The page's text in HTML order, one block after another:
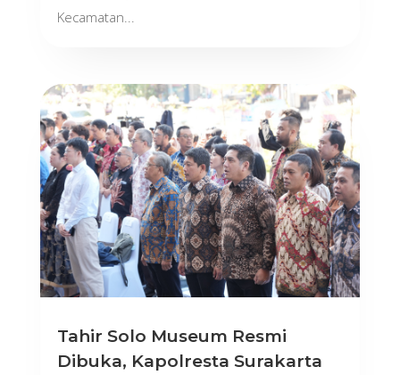
Kecamatan...
Tahir Solo Museum Resmi
Dibuka, Kapolresta Surakarta